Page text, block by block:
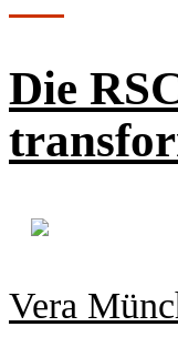
Die
Vera